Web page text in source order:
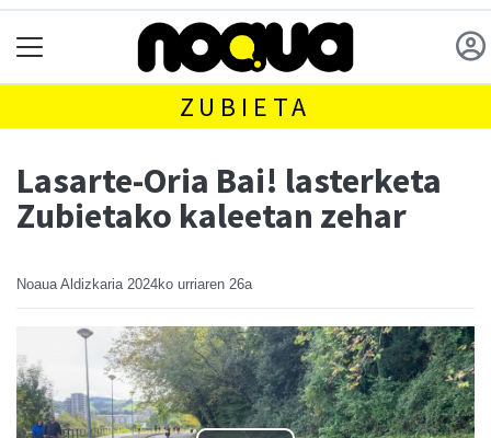
ZUBIETA
Lasarte-Oria Bai! lasterketa
Zubietako kaleetan zehar
Noaua Aldizkaria 2024ko urriaren 26a